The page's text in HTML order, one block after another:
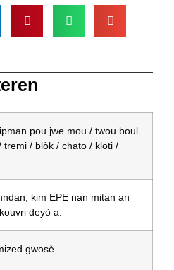
pou jwe mou / twou boul
tremi / blòk / chato / kloti /
kim EPE nan mitan an
deyò a.
gwosè